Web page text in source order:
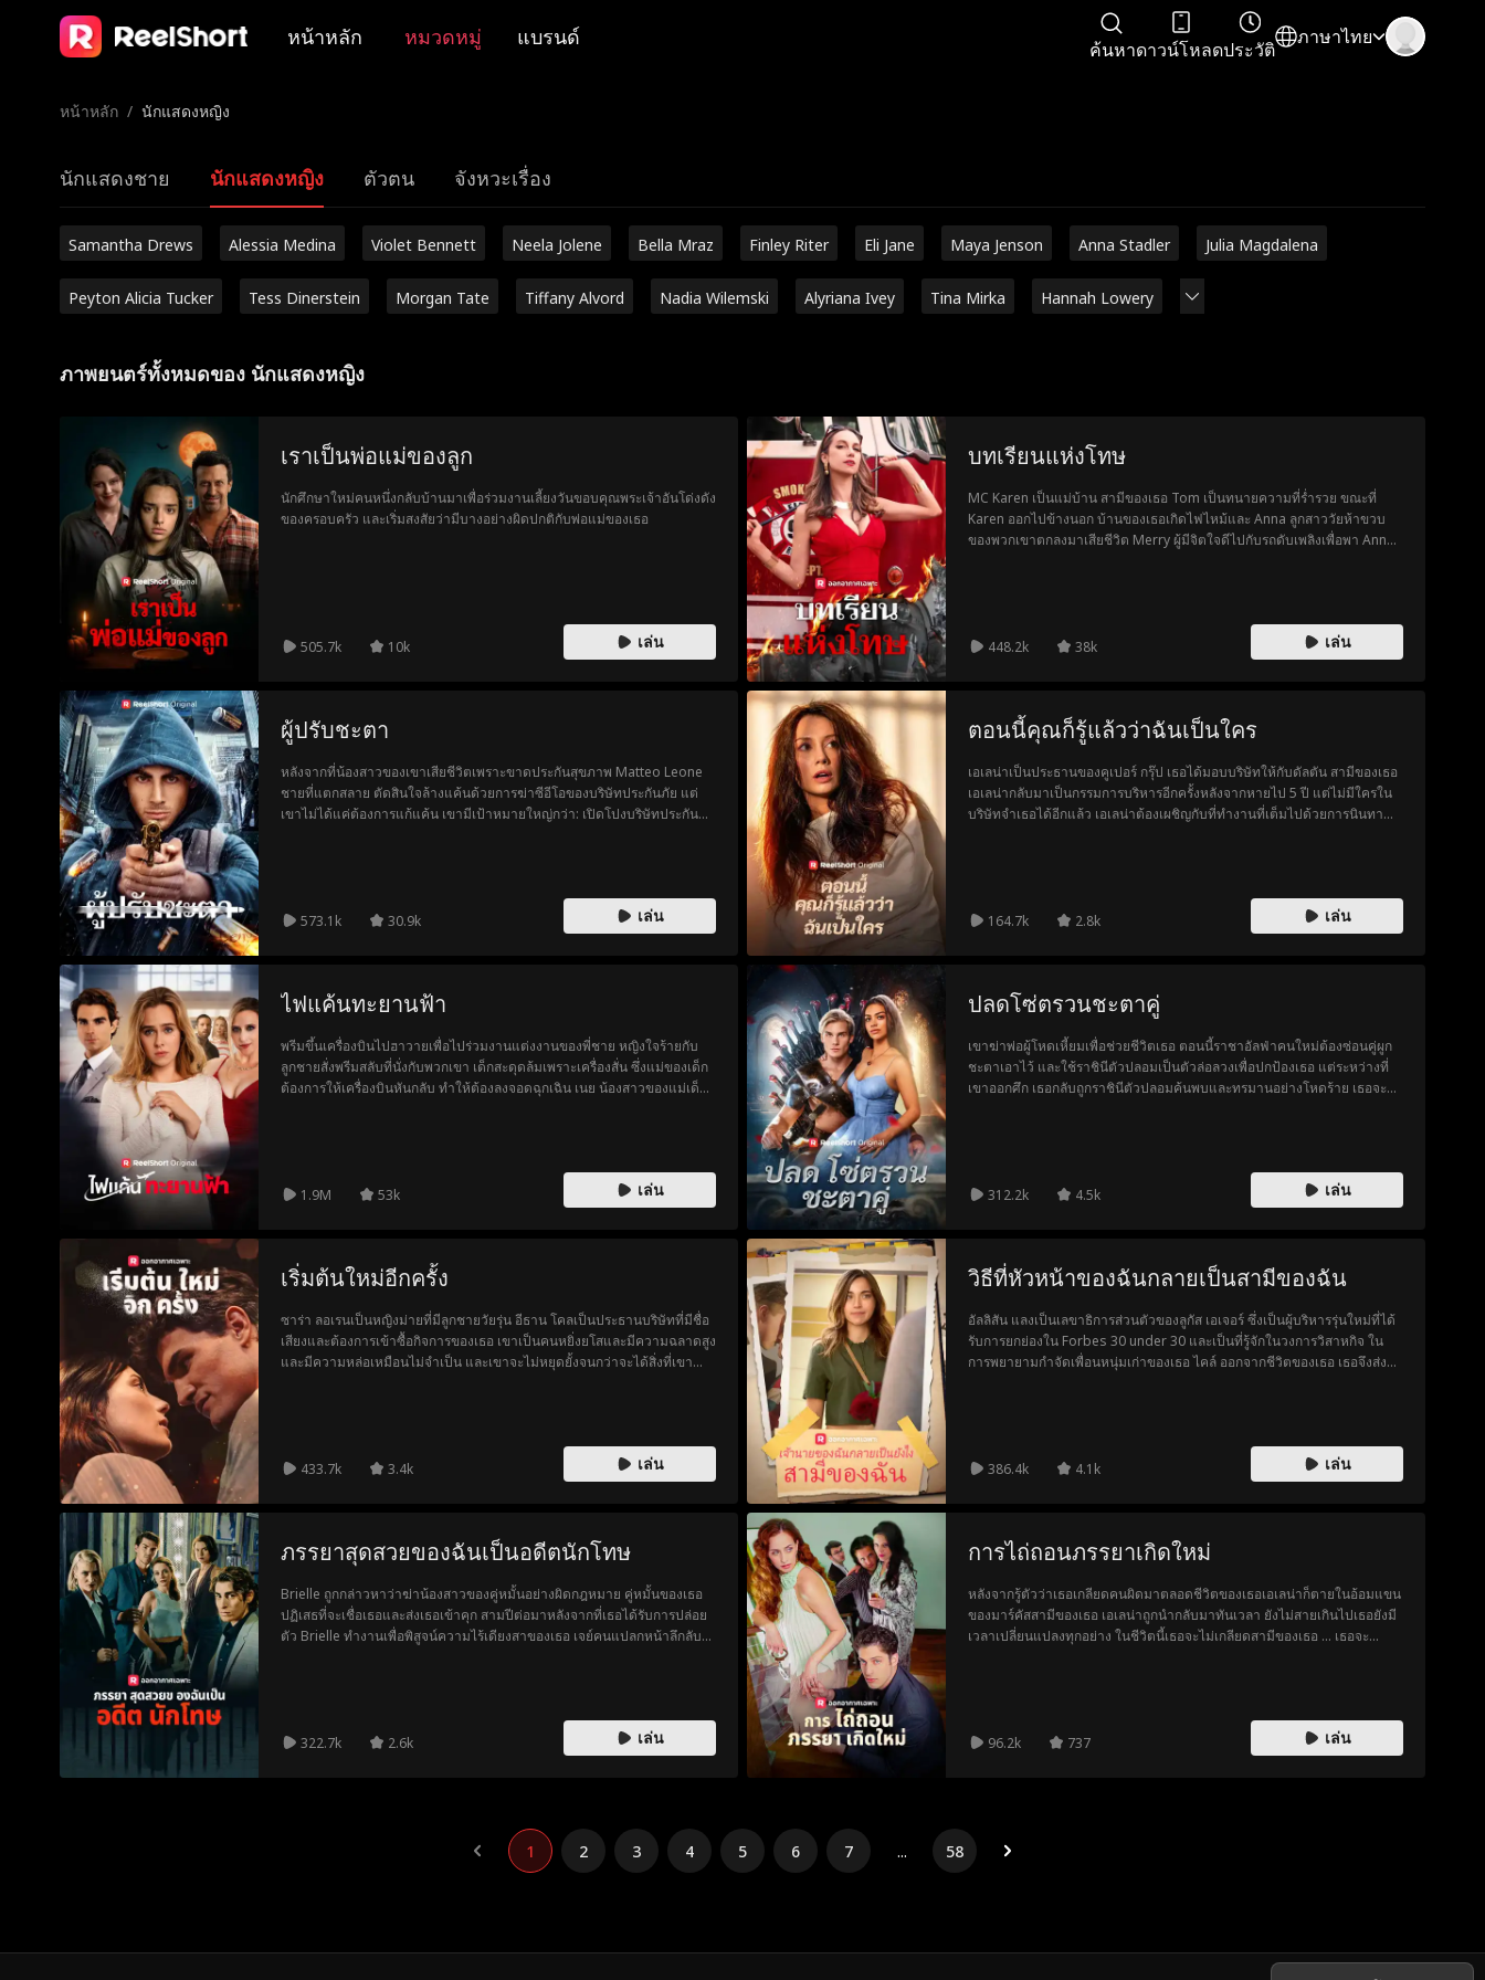
หน้าหลัก หมวดหมู่ แบรนด์
ค้นหาดาวน์โหลดประวัติ
ภาษาไทย
หน้าหลัก / นักแสดงหญิง
นักแสดงชาย นักแสดงหญิง ตัวตน จังหวะเรื่อง
Samantha Drews Alessia Medina Violet Bennett Neela Jolene Bella Mraz Finley Riter Eli Jane Maya Jenson Anna Stadler Julia Magdalena
Peyton Alicia Tucker Tess Dinerstein Morgan Tate Tiffany Alvord Nadia Wilemski Alyriana Ivey Tina Mirka Hannah Lowery
ภาพยนตร์ทั้งหมดของ นักแสดงหญิง
เราเป็นพ่อแม่ของลูก
นักศึกษาใหม่คนหนึ่งกลับบ้านมาเพื่อร่วมงานเลี้ยงวันขอบคุณพระเจ้าอันโด่งดัง
ของครอบครัว และเริ่มสงสัยว่ามีบางอย่างผิดปกติกับพ่อแม่ของเธอ
505.7k 10k เล่น
บทเรียนแห่งโทษ
MC Karen เป็นแม่บ้าน สามีของเธอ Tom เป็นทนายความที่ร่ำรวย ขณะที่
Karen ออกไปข้างนอก บ้านของเธอเกิดไฟไหม้และ Anna ลูกสาววัยห้าขวบ
ของพวกเขาตกลงมาเสียชีวิต Merry ผู้มีจิตใจดีไปกับรถดับเพลิงเพื่อพา Anna
หาย ทำให้เสียเวลา Merry และ Eve เจ้าหน้าที่พยาบาล รวมถึงคนที่ผ่านไปมา
พยายามให้เธอหลีกทาง Karen ไม่ยอม โดยไม่รู้ว่ารถดับเพลิงกำลังพยายาม
448.2k 38k เล่น
ผู้ปรับชะตา
หลังจากที่น้องสาวของเขาเสียชีวิตเพราะขาดประกันสุขภาพ Matteo Leone
ชายที่แตกสลาย ตัดสินใจล้างแค้นด้วยการฆ่าซีอีโอของบริษัทประกันภัย แต่
เขาไม่ได้แค่ต้องการแก้แค้น เขามีเป้าหมายใหญ่กว่า: เปิดโปงบริษัทประกัน
573.1k 30.9k เล่น
ตอนนี้คุณก็รู้แล้วว่าฉันเป็นใคร
เอเลน่าเป็นประธานของคูเปอร์ กรุ๊ป เธอได้มอบบริษัทให้กับดัลตัน สามีของเธอ
เอเลน่ากลับมาเป็นกรรมการบริหารอีกครั้งหลังจากหายไป 5 ปี แต่ไม่มีใครใน
บริษัทจำเธอได้อีกแล้ว เอเลน่าต้องเผชิญกับที่ทำงานที่เต็มไปด้วยการนินทา
เลน่าเป็นเมียน้อยของเขา จากนั้นเธอก็รู้ว่าเอเลน่าท้อง ฟลอร่าต้องการเป็นเมีย
น้อยของดัลตันเช่นกัน เธอจึงวางแผนที่จะกลั่นแกล้งเอเลน่าและกำจัดเธอออก
164.7k 2.8k เล่น
ไฟแค้นทะยานฟ้า
พรีมขึ้นเครื่องบินไปฮาวายเพื่อไปร่วมงานแต่งงานของพี่ชาย หญิงใจร้ายกับ
ลูกชายสั่งพรีมสลับที่นั่งกับพวกเขา เด็กสะดุดล้มเพราะเครื่องสั่น ซึ่งแม่ของเด็ก
ต้องการให้เครื่องบินหันกลับ ทำให้ต้องลงจอดฉุกเฉิน เนย น้องสาวของแม่เด็ก
1.9M 53k เล่น
ปลดโซ่ตรวนชะตาคู่
เขาฆ่าพ่อผู้โหดเหี้ยมเพื่อช่วยชีวิตเธอ ตอนนี้ราชาอัลฟ่าคนใหม่ต้องซ่อนคู่ผูก
ชะตาเอาไว้ และใช้ราชินีตัวปลอมเป็นตัวล่อลวงเพื่อปกป้องเธอ แต่ระหว่างที่
เขาออกศึก เธอกลับถูกราชินีตัวปลอมค้นพบและทรมานอย่างโหดร้าย เธอจะ
312.2k 4.5k เล่น
เริ่มต้นใหม่อีกครั้ง
ซาร่า ลอเรนเป็นหญิงม่ายที่มีลูกชายวัยรุ่น อีธาน โคลเป็นประธานบริษัทที่มีชื่อ
เสียงและต้องการเข้าซื้อกิจการของเธอ เขาเป็นคนหยิ่งยโสและมีความฉลาดสูง
และมีความหล่อเหมือนไม่จำเป็น และเขาจะไม่หยุดยั้งจนกว่าจะได้สิ่งที่เขา
433.7k 3.4k เล่น
วิธีที่หัวหน้าของฉันกลายเป็นสามีของฉัน
อัลลิสัน แลงเป็นเลขาธิการส่วนตัวของลูกัส เอเจอร์ ซึ่งเป็นผู้บริหารรุ่นใหม่ที่ได้
รับการยกย่องใน Forbes 30 under 30 และเป็นที่รู้จักในวงการวิสาหกิจ ใน
การพยายามกำจัดเพื่อนหนุ่มเก่าของเธอ ไคล์ ออกจากชีวิตของเธอ เธอจึงส่ง
หรือความลับจากอดีตของพวกเขาจะถูกเปิดเผยขึ้นมา
386.4k
4.1k เล่น
ภรรยาสุดสวยของฉันเป็นอดีตนักโทษ
Brielle ถูกกล่าวหาว่าฆ่าน้องสาวของคู่หมั้นอย่างผิดกฎหมาย คู่หมั้นของเธอ
ปฏิเสธที่จะเชื่อเธอและส่งเธอเข้าคุก สามปีต่อมาหลังจากที่เธอได้รับการปล่อย
ตัว Brielle ทำงานเพื่อพิสูจน์ความไร้เดียงสาของเธอ เจย์คนแปลกหน้าลึกลับ
322.7k 2.6k เล่น
การไถ่ถอนภรรยาเกิดใหม่
หลังจากรู้ตัวว่าเธอเกลียดคนผิดมาตลอดชีวิตของเธอเอเลน่าก็ตายในอ้อมแขน
ของมาร์คัสสามีของเธอ เอเลน่าถูกนำกลับมาทันเวลา ยังไม่สายเกินไปเธอยังมี
เวลาเปลี่ยนแปลงทุกอย่าง ในชีวิตนี้เธอจะไม่เกลียดสามีของเธอ ... เธอจะ
96.2k 737 เล่น
1 2 3 4 5 6 7 ... 58